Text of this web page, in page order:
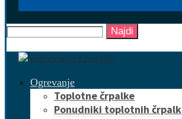
Najdi
Ogrevanje
Toplotne črpalke
Ponudniki toplotnih črpalk